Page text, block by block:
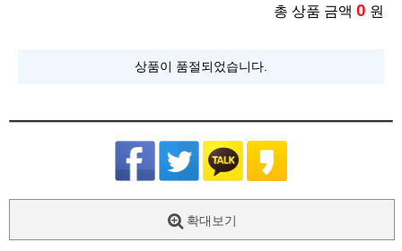
총 상품 금액 0 원
상품이 품절되었습니다.
확대보기